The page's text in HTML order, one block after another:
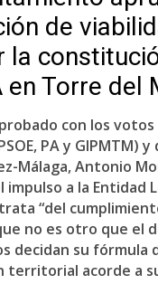
de
la
en Torre del
con los
PA y GIPMTM) y
Málaga, Antonio
a la Entidad
“del
no es otro que el
decidan su fórmula
territorial acorde a